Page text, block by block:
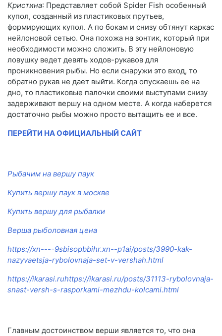
Кристина: Представляет собой Spider Fish особенный
купол, созданный из пластиковых прутьев,
формирующих купол. А по бокам и снизу обтянут каркас
нейлоновой сетью. Она похожа на зонтик, который при
необходимости можно сложить. В эту нейлоновую
ловушку ведет девять ходов-рукавов для
проникновения рыбы. Но если снаружи это вход, то
обратно рукав не дает выйти. Когда опускаешь ее на
дно, то пластиковые палочки своими выступами снизу
задерживают вершу на одном месте. А когда наберется
достаточно рыбы можно просто вытащить ее и все.
ПЕРЕЙТИ НА ОФИЦИАЛЬНЫЙ САЙТ
Рыбачим на вершу паук
Купить вершу паук в москве
Купить вершу для рыбалки
Верша рыболовная цена
https://xn----9sbisopbbihr.xn--p1ai/posts/3990-kak-
nazyvaetsja-rybolovnaja-set-v-vershah.html
https://ikarasi.ruhttps://ikarasi.ru/posts/31113-rybolovnaja-
snast-versh-s-rasporkami-mezhdu-kolcami.html
Главным достоинством верши является то, что она